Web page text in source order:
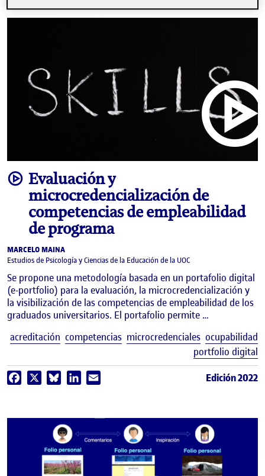
videoEvaluación y
microcredencialización de
competencias de empleabilidad
de programa
MARCELO MAINA
Estudios de Psicología y Ciencias de la Educación de la UOC
Se propone una metodología basada en un portafolio digital
(e-portfolio) para la evaluación, la microcredencialización y
la visibilización de las competencias de empleabilidad de los
graduados universitarios. El portafolio permite …
acreditación competencias microcredenciales ocupabilidad
portfolio digital
Facebook BlueskyLinkedIn Edición 2022